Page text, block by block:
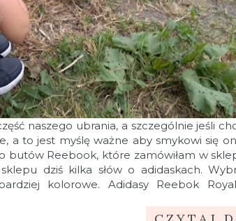
naszego ubrania, a szczególnie jeśli
a to jest myślę ważne aby smykowi się
butów Reebook, które zamówiłam w
dziś kilka słów o adidaskach.
kolorowe. Adidasy Reebok